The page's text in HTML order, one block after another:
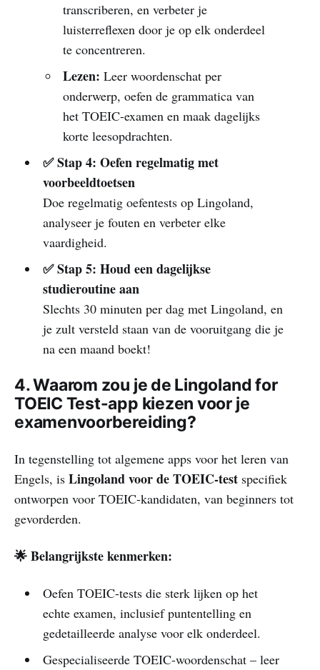
transcriberen, en verbeter je
luisterreflexen door je op elk onderdeel
te concentreren.
Lezen: Leer woordenschat per
onderwerp, oefen de grammatica van
het TOEIC-examen en maak dagelijks
korte leesopdrachten.
✅ Stap 4: Oefen regelmatig met
voorbeeldtoetsen
Doe regelmatig oefentests op Lingoland,
analyseer je fouten en verbeter elke
vaardigheid.
✅ Stap 5: Houd een dagelijkse
studieroutine aan
Slechts 30 minuten per dag met Lingoland, en
je zult versteld staan ​​van de vooruitgang die je
na een maand boekt!
4. Waarom zou je de Lingoland for
TOEIC Test-app kiezen voor je
examenvoorbereiding?
In tegenstelling tot algemene apps voor het leren van
Engels, is Lingoland voor de TOEIC-test specifiek
ontworpen voor TOEIC-kandidaten, van beginners tot
gevorderden.
🌟 Belangrijkste kenmerken:
Oefen TOEIC-tests die sterk lijken op het
echte examen, inclusief puntentelling en
gedetailleerde analyse voor elk onderdeel.
Gespecialiseerde TOEIC-woordenschat – leer